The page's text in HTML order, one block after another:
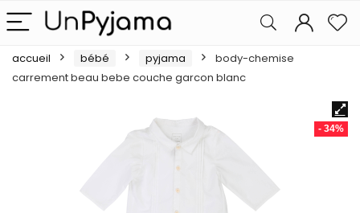
accueil bébé pyjama
body-chemise
carrement beau bebe couche garcon blanc
- 34%